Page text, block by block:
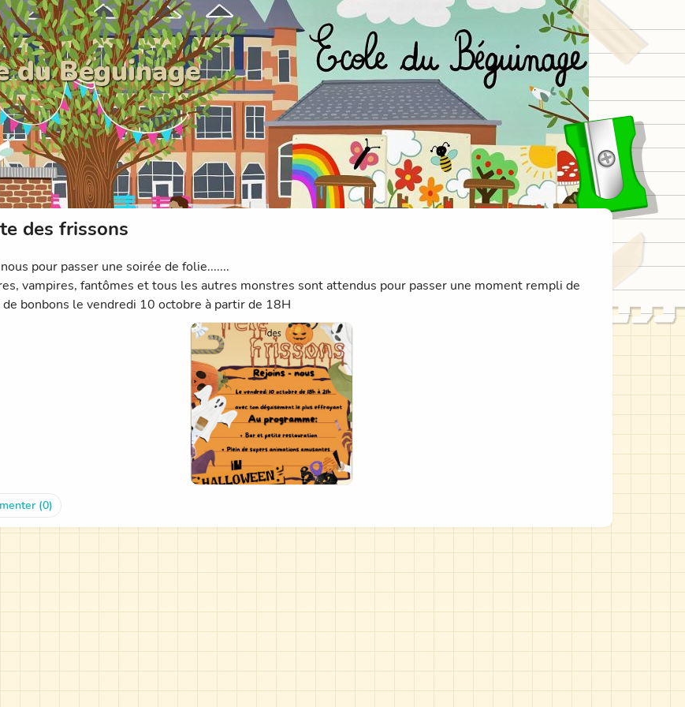
du Béguinage
des frissons
pour passer une soirée de folie.......
vampires, fantômes et tous les autres monstres sont attendus pour passer une moment rempli de
bonbons le vendredi 10 octobre à partir de 18H
(0)